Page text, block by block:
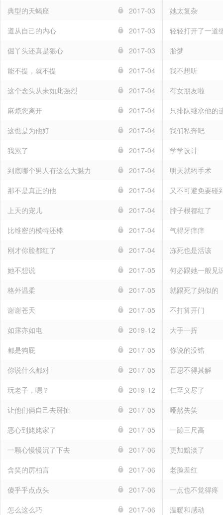
典型的天蝎座
2017-03
她太复杂
遵从自己的内心
2017-03
轻轻打开了一道
倔丫头还真是狠心
2017-03
胎梦
能不提，就不提
2017-04
我不想听
这个念头从未如此强烈
2017-04
有女朋友啦
麻烦您离开
2017-04
只排队继承他的
这也是为他好
2017-04
我们私奔吧
我累了
2017-04
学学设计
到底哪个男人有这么大魅力
2017-04
明天就约手术
那不是真正的他
2017-04
又不可避免要碰
上天的宠儿
2017-04
脖子根都红了
比维密的模特还棒
2017-04
气得牙痒痒
刚才你脸都红了
2017-04
冻死也是活该
她不想说
2017-05
何必跟她一般见
格外温柔
2017-05
就跟死了妈似的
谢谢苍天
2017-05
不打算开门
如露亦如电
2019-12
大手一挥
都是狗屁
2017-05
你说的没错
你说什么都对
2017-05
百思不得其解
玩老子，嗯？
2019-12
仁至义尽了
让他们俩自己去掰扯
2017-05
哑然失笑
恶心到姥姥家了
2017-05
一蹦三尺高
一颗心慢慢沉了下去
2017-06
更加黯淡了
含笑的厉柏言
2017-06
老脸羞红
傻乎乎点点头
2017-06
一点也不觉得疼
怎么这么巧
2017-06
温暖和感动